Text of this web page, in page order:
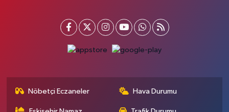
Nöbetçi Eczaneler Hava Durumu